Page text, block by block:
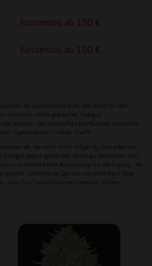
Kostenlos ab 100 €
Kostenlos ab 100 €